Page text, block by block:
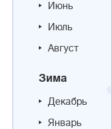
Июнь
Июль
Август
Зима
Декабрь
Январь